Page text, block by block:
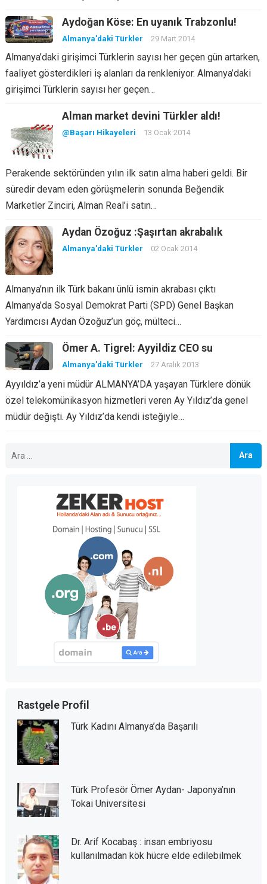
Aydoğan Köse: En uyanık Trabzonlu!
Almanya'daki Türkler 29 Mart 2014
Almanya’daki girişimci Türklerin sayısı her geçen gün artarken,
faaliyet gösterdikleri iş alanları da renkleniyor. Almanya’daki
girişimci Türklerin sayısı her geçen…
Alman market devini Türkler aldı!
@Başarı Hikayeleri 13 Ocak 2014
Perakende sektöründen yılın ilk satın alma haberi geldi. Bir
süredir devam eden görüşmelerin sonunda Beğendik
Marketler Zinciri, Alman Real’i satın…
Aydan Özoğuz :Şaşırtan akrabalık
Almanya'daki Türkler 02 Ocak 2014
Almanya’nın ilk Türk bakanı ünlü ismin akrabası çıktı
Almanya’da Sosyal Demokrat Parti (SPD) Genel Başkan
Yardımcısı Aydan Özoğuz’un göç, mülteci…
Ömer A. Tigrel: Ayyildiz CEO su
Almanya'daki Türkler 27 Aralık 2013
Ayyıldız’a yeni müdür ALMANYA’DA yaşayan Türklere dönük
özel telekomünikasyon hizmetleri veren Ay Yıldız’da genel
müdür değişti. Ay Yıldız’da kendi isteğiyle…
Rastgele Profil
Türk Kadını Almanya’da Başarılı
Türk Profesör Ömer Aydan- Japonya’nın
Tokai Universitesi
Dr. Arif Kocabaş : insan embriyosu
kullanılmadan kök hücre elde edilebilmek